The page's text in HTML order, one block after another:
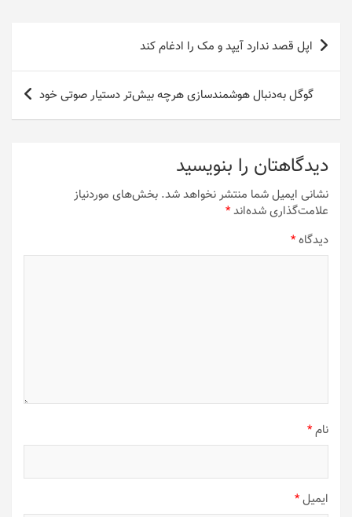
راهبری
نوشتهاپل قصد ندارد آیپد و مک را ادغام کند
گوگل به‌دنبال هوشمندسازی هرچه بیش‌تر دستیار صوتی خود
دیدگاهتان را بنویسید
نشانی ایمیل شما منتشر نخواهد شد. بخش‌های موردنیاز
علامت‌گذاری شده‌اند*
دیدگاه*
نام*
ایمیل*